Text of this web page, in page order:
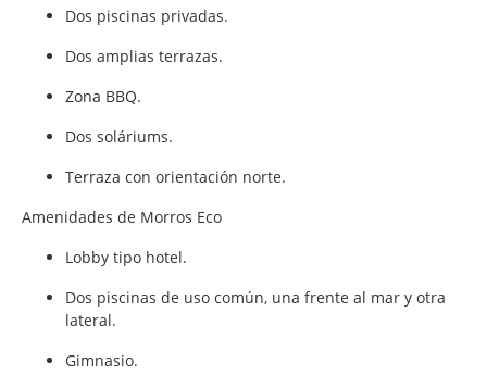
Dos piscinas privadas.
Dos amplias terrazas.
Zona BBQ.
Dos soláriums.
Terraza con orientación norte.
Amenidades de Morros Eco
Lobby tipo hotel.
Dos piscinas de uso común, una frente al mar y otra
lateral.
Gimnasio.